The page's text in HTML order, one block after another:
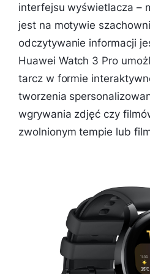
interfejsu wyświetlacza –
jest na motywie
odczytywanie informacji
Huawei Watch 3 Pro
tarcz w formie
tworzenia
wgrywania zdjęć czy
zwolnionym tempie lub